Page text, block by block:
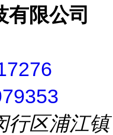
限公司
行区浦江镇